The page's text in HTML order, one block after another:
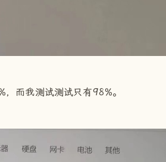
而我测试测试只有98%。